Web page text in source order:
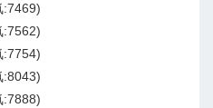
:7469)
:7562)
:7754)
:8043)
:7888)